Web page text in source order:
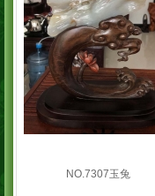
NO.7307玉兔